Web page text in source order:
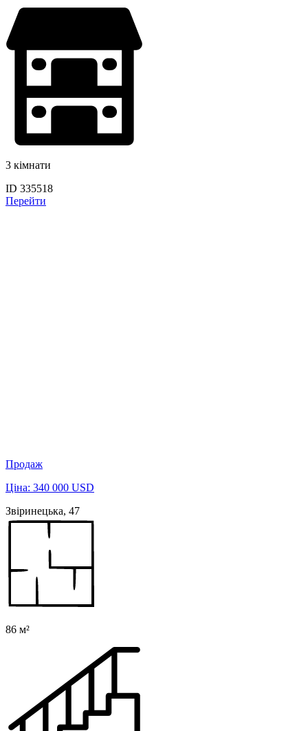
3 кімнати
ID 335518
Перейти
Продаж
Ціна: 340 000 USD
Звіринецька, 47
86 м²